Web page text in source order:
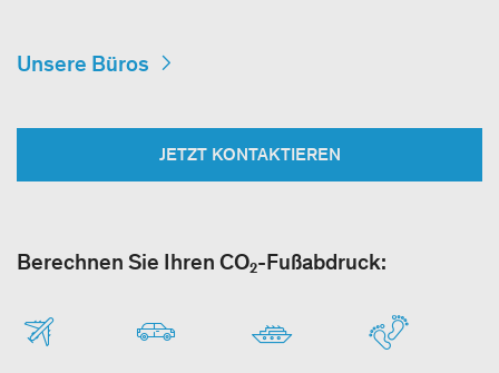
Unsere Büros
JETZT KONTAKTIEREN
Berechnen Sie Ihren CO₂-Fußabdruck: